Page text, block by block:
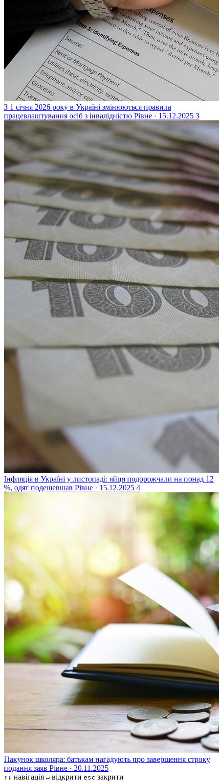
З 1 січня 2026 року в Україні змінюються правила
працевлаштування осіб з інвалідністю Рівне · 15.12.2025 3
Інфляція в Україні у листопаді: яйця подорожчали на понад 12
%, одяг подешевшав Рівне · 15.12.2025 4
Пакунок школяра: батькам нагадують про завершення строку
подання заяв Рівне · 20.11.2025
↑↓ навігація ↵ відкрити esc закрити